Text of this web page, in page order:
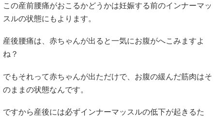
この産前腰痛がおこるかどうかは妊娠する前のインナーマッ
スルの状態にもよります。
産後腰痛は、赤ちゃんが出ると一気にお腹がへこみますよ
ね？
でもそれって赤ちゃんが出ただけで、お腹の緩んだ筋肉はそ
のままの状態なんです。
ですから産後には必ずインナーマッスルの低下が起きるた